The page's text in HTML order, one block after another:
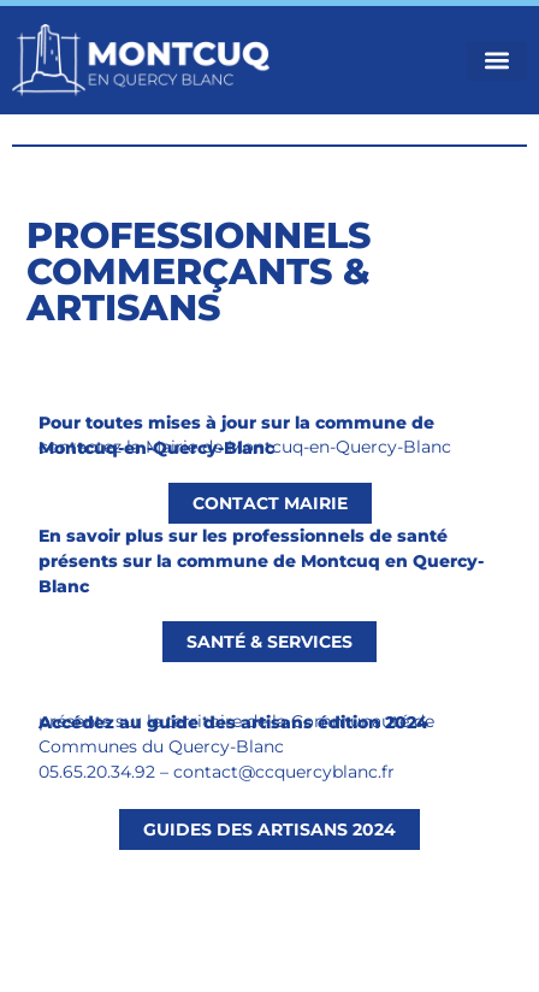
PROFESSIONNELS
COMMERÇANTS &
ARTISANS
Pour toutes mises à jour sur la commune de
Montcuq-en-Quercy-Blanc
contactez la Mairie de Montcuq-en-Quercy-Blanc
CONTACT MAIRIE
En savoir plus sur les professionnels de santé
présents sur la commune de Montcuq en Quercy-
Blanc
SANTÉ & SERVICES
Accédez au guide des artisans édition 2024
présents sur le territoire de la Communauté de
Communes du Quercy-Blanc
05.65.20.34.92 –contact@ccquercyblanc.fr
GUIDES DES ARTISANS 2024